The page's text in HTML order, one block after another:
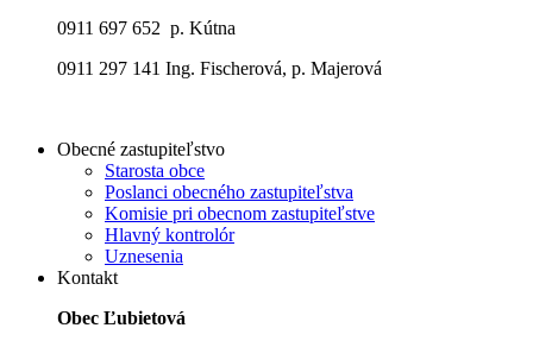
0911 697 652 p. Kútna
0911 297 141 Ing. Fischerová, p. Majerová
Obecné zastupiteľstvo
Starosta obce
Poslanci obecného zastupiteľstva
Komisie pri obecnom zastupiteľstve
Hlavný kontrolór
Uznesenia
Kontakt
Obec Ľubietová